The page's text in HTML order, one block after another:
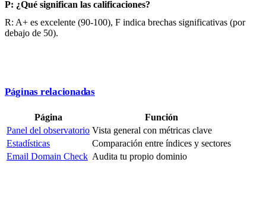
P: ¿Qué significan las calificaciones?
R: A+ es excelente (90-100), F indica brechas significativas (por
debajo de 50).
Páginas relacionadas
Página
Función
Panel del observatorio Vista general con métricas clave
Estadísticas
Comparación entre índices y sectores
Email Domain Check Audita tu propio dominio